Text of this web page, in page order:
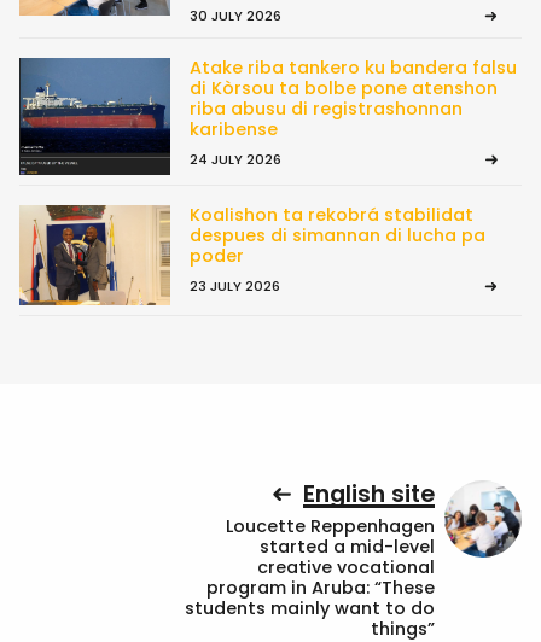
30 JULY 2026
Atake riba tankero ku bandera falsu
di Kòrsou ta bolbe pone atenshon
riba abusu di registrashonnan
karibense
24 JULY 2026
Koalishon ta rekobrá stabilidat
despues di simannan di lucha pa
poder
23 JULY 2026
English site
Loucette Reppenhagen
started a mid-level
creative vocational
program in Aruba: “These
students mainly want to do
things”